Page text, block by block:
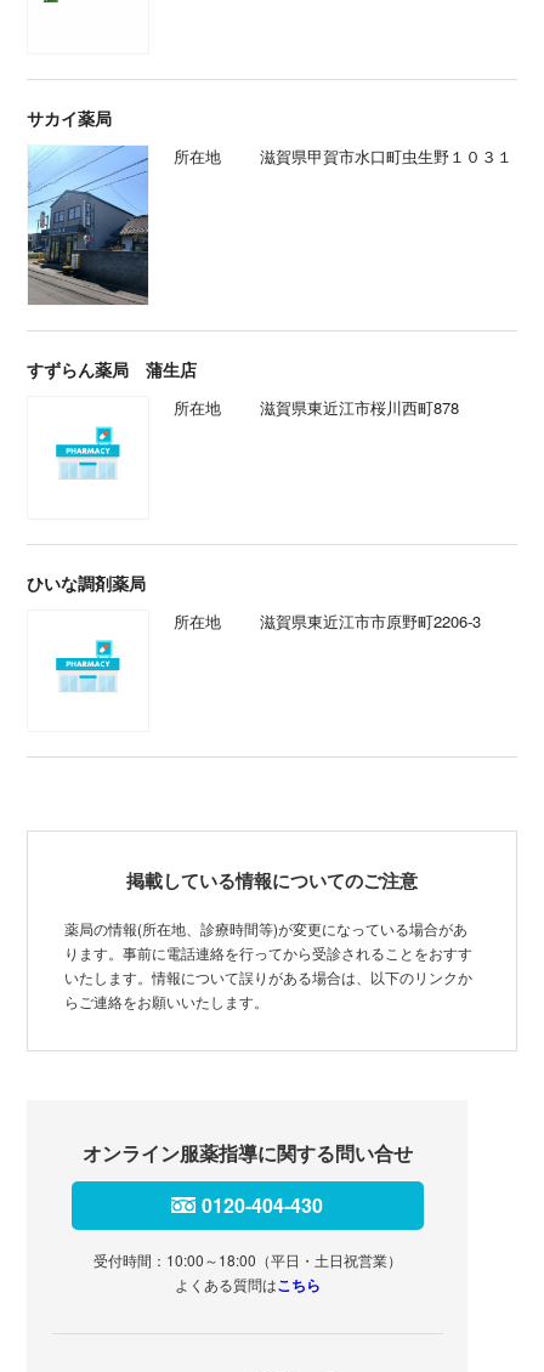
サカイ薬局
所在地 滋賀県甲賀市水口町虫生野１０３１
すずらん薬局 蒲生店
所在地 滋賀県東近江市桜川西町878
ひいな調剤薬局
所在地 滋賀県東近江市市原野町2206‐3
掲載している情報についてのご注意
薬局の情報(所在地、診療時間等)が変更になっている場合があ
ります。事前に電話連絡を行ってから受診されることをおすす
いたします。情報について誤りがある場合は、以下のリンクか
らご連絡をお願いいたします。
オンライン服薬指導に関する問い合せ
0120-404-430
受付時間：10:00～18:00（平日・土日祝営業）
よくある質問はこちら